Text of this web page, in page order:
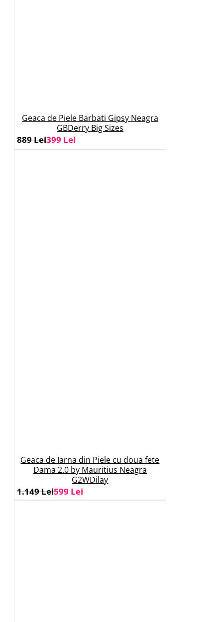
Geaca de Piele Barbati Gipsy Neagra
GBDerry Big Sizes
399 Lei
889 Lei
Geaca de Iarna din Piele cu doua fete
Dama 2.0 by Mauritius Neagra
G2WDilay
599 Lei
1.149 Lei